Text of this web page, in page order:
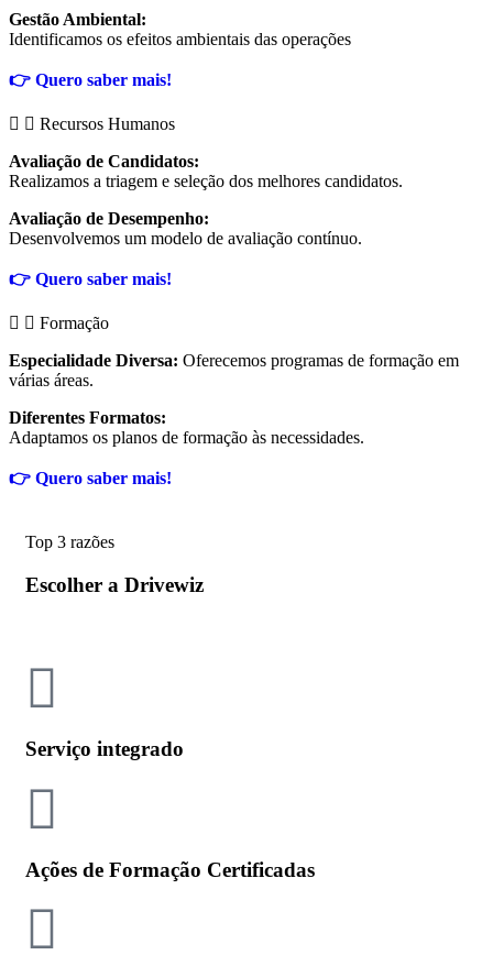
Gestão Ambiental:
Identificamos os efeitos ambientais das operações
👉 Quero saber mais!
Recursos Humanos
Avaliação de Candidatos:
Realizamos a triagem e seleção dos melhores candidatos.
Avaliação de Desempenho:
Desenvolvemos um modelo de avaliação contínuo.
👉 Quero saber mais!
Formação
Especialidade Diversa: Oferecemos programas de formação em
várias áreas.
Diferentes Formatos:
Adaptamos os planos de formação às necessidades.
👉 Quero saber mais!
Top 3 razões
Escolher a Drivewiz
Serviço integrado
Ações de Formação Certificadas